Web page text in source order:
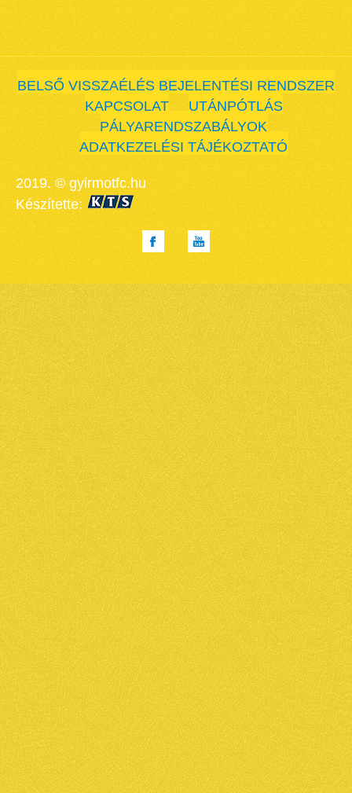
BELSŐ VISSZAÉLÉS BEJELENTÉSI RENDSZER
KAPCSOLAT
UTÁNPÓTLÁS
PÁLYARENDSZABÁLYOK
ADATKEZELÉSI TÁJÉKOZTATÓ
2019. © gyirmotfc.hu
Készítette: